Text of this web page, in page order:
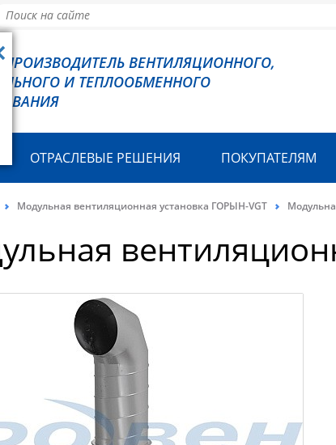
ПРОИЗВОДИТЕЛЬ ВЕНТИЛЯЦИОННОГО,
И ТЕПЛООБМЕННОГО
ОТРАСЛЕВЫЕ РЕШЕНИЯ ПОКУПАТЕЛЯМ
Модульная вентиляционная установка ГОРЫН-VGT